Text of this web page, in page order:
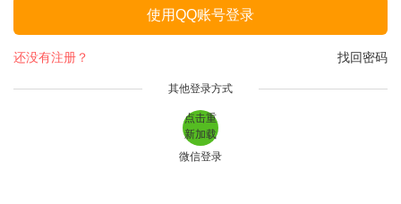
使用QQ账号登录
找回密码
还没有注册？
其他登录方式
点击重
新加载
微信登录